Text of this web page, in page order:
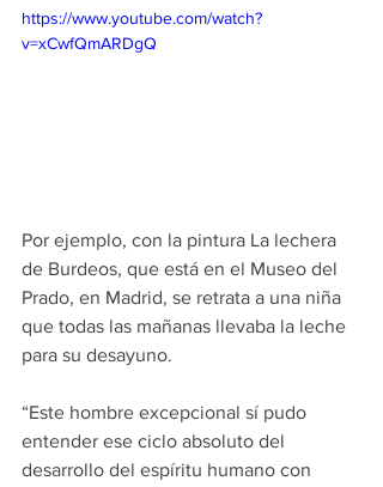
https://www.youtube.com/watch?
v=xCwfQmARDgQ
Por ejemplo, con la pintura La lechera
de Burdeos, que está en el Museo del
Prado, en Madrid, se retrata a una niña
que todas las mañanas llevaba la leche
para su desayuno.
“Este hombre excepcional sí pudo
entender ese ciclo absoluto del
desarrollo del espíritu humano con